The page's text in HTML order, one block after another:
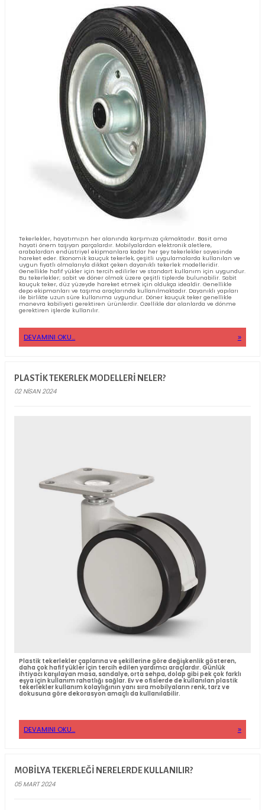
Rulmanlı döküm tekerlekler günümüzde yaygın bir kullanım
sahiptir. Rulmanlı döküm tekerlekler kolay bir kullanıma sahiptir.
yapıları sayesinde ağır işlerde kullanılabilir. Rulmanlı döküm
avantajlı hale getiren birçok özelliği vardır. Yapımında kullanılan
sayesinde oldukça dayanıklı ve sağlamdır. Döküm malzemesi
süre kullanım yapabilirsiniz.
Rulman sistemi sayesinde tekerleklerin dönme performansını
Tekerlek bu sayede daha verimli çalışır. Tekerlekler çalışırken
çıkarmazlar. Sessiz çalışması kullanıcılar için büyük bir
malzemeden yapılan bu tekerlekler son derece dayanıklıdır. Yük
kapasiteleri buna bağlı olarak fazladır. Uzun süre kullanımlarda
tekerleklerde herhangi bir aşınma oluşmaz. Rulmanlı Döküm
alanda kullanıma uygundur. Bu özellikleri sayesinde birçok alanda
kullanılmak için tercih edilir.
DEVAMINI OKU...
DÖKÜM ÜZERI POLIÜRETAN YEDEK TEKER
NELER?
04 HAZIRAN 2024
Döküm üzeri poliüretan yedek tekerlek, çeşitli endüstriyel ve ticari
uygulamalarda kullanılır. Oldukça dayanıklı ve yüksek
modelleridir. Genellikle fabrika ekipmanları, el arabaları, taşıma
tekerlekli sandalyeler ve diğer taşıma araçları için oldukça ideal
sahiptir. Döküm üzeri poliüretan yedek teker birçok avantajı
tekerlerin uzun sürekli kullanım için uygun olmasını sağlar.